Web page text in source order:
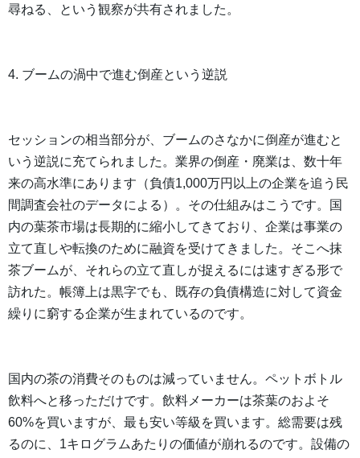
尋ねる、という観察が共有されました。
4. ブームの渦中で進む倒産という逆説
セッションの相当部分が、ブームのさなかに倒産が進むと
いう逆説に充てられました。業界の倒産・廃業は、数十年
来の高水準にあります（負債1,000万円以上の企業を追う民
間調査会社のデータによる）。その仕組みはこうです。国
内の葉茶市場は長期的に縮小してきており、企業は事業の
立て直しや転換のために融資を受けてきました。そこへ抹
茶ブームが、それらの立て直しが捉えるには速すぎる形で
訪れた。帳簿上は黒字でも、既存の負債構造に対して資金
繰りに窮する企業が生まれているのです。
国内の茶の消費そのものは減っていません。ペットボトル
飲料へと移っただけです。飲料メーカーは茶葉のおよそ
60%を買いますが、最も安い等級を買います。総需要は残
るのに、1キログラムあたりの価値が崩れるのです。設備の